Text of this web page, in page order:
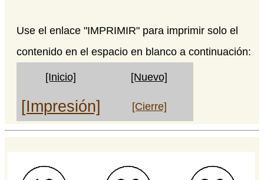
Use el enlace "IMPRIMIR" para imprimir solo el
contenido en el espacio en blanco a continuación:
[Inicio] [Nuevo]
[Impresión] [Cierre]